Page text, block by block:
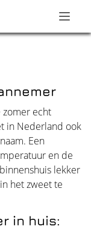
echt
in Nederland ook
Een
en de
lekker
het zweet te
in huis: